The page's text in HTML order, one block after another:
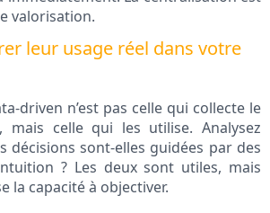
valorisation.
leur usage réel dans votre
driven n’est pas celle qui collecte le
mais celle qui les utilise. Analysez
décisions sont-elles guidées par des
? Les deux sont utiles, mais
la capacité à objectiver.